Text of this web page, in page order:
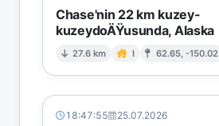
Chase'nin 22 km kuzey-
kuzeydoÄŸusunda, Alaska
27.6 km I 62.65, -150.02
18:47:55 25.07.2026